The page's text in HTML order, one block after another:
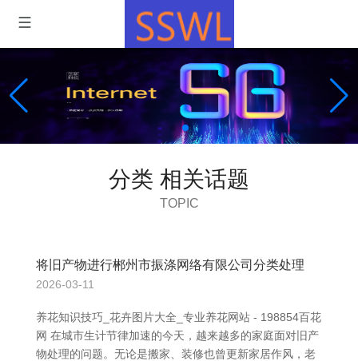
分类 相关话题
TOPIC
将旧产物进行郴州市振涤网络有限公司分类处理
2026-03-11
养花知识技巧_花卉图片大全_专业养花网站 - 198854百花
网 在城市生计节律加速的今天，越来越多的家庭面对旧产
物处理的问题。无论是搬家、装修也曾更新家居作风，老